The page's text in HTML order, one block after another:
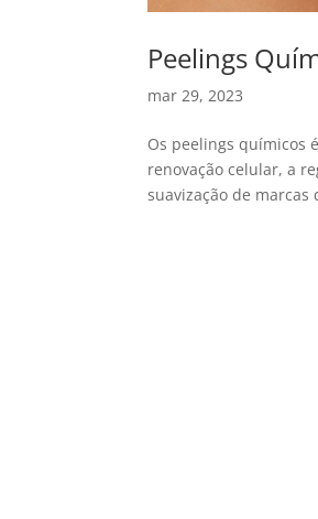
Peelings
mar 29, 2023
Os peelings químicos
renovação celular, a
suavização de marcas